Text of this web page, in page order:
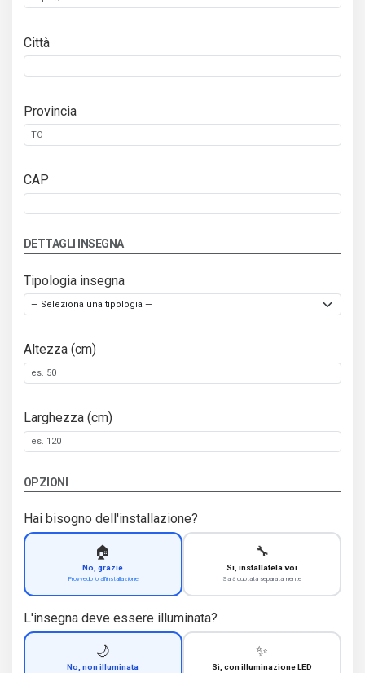
Città
Provincia
CAP
DETTAGLI INSEGNA
Tipologia insegna
Altezza (cm)
Larghezza (cm)
OPZIONI
Hai bisogno dell'installazione?
🏠
No, grazie
Provvedo io all'installazione
🔧
Sì, installatela voi
Sarà quotata separatamente
L'insegna deve essere illuminata?
🌙
No, non illuminata
✨
Sì, con illuminazione LED